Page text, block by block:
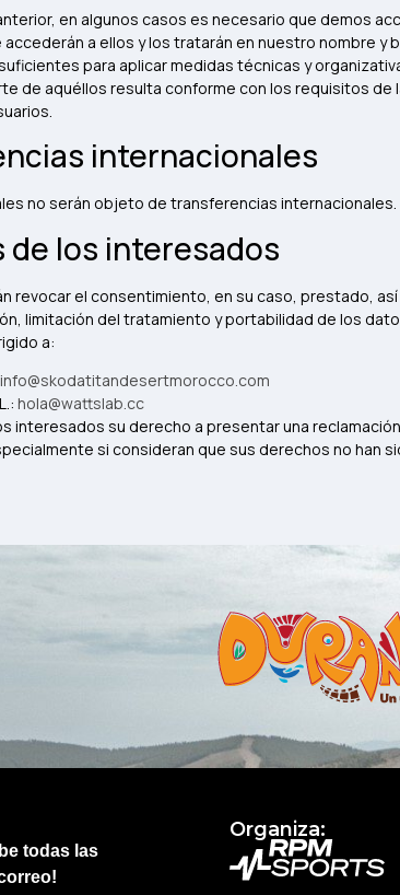
en algunos casos es necesario que demos
a ellos y los tratarán en nuestro nombre
para aplicar medidas técnicas y
de aquéllos resulta conforme con los requisitos de
internacionales
no serán objeto de transferencias internacionales.
de los interesados
revocar el consentimiento, en su caso, prestado,
limitación del tratamiento y portabilidad de los
a:
info@skodatitandesertmorocco.com
hola@wattslab.cc
interesados su derecho a presentar una
si consideran que sus derechos no han
todas las
Organiza: